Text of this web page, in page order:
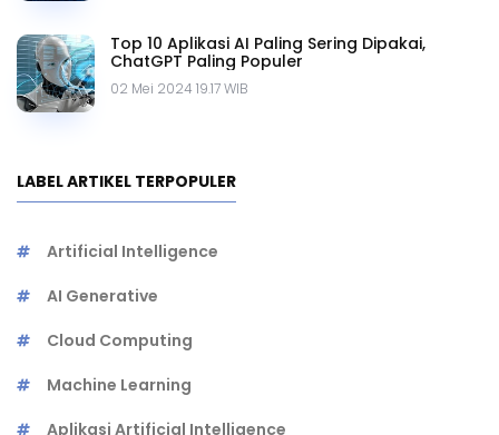
Top 10 Aplikasi AI Paling Sering Dipakai,
ChatGPT Paling Populer
02 Mei 2024 19.17 WIB
LABEL ARTIKEL TERPOPULER
Artificial Intelligence
AI Generative
Cloud Computing
Machine Learning
Aplikasi Artificial Intelligence